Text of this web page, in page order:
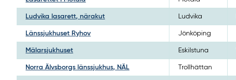
Ludvika lasarett, närakut Ludvika
Länssjukhuset Ryhov Jönköping
Mälarsjukhuset Eskilstuna
Norra Älvsborgs länssjukhus, NÄL Trollhättan